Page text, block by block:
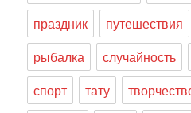
праздник
путешествия
рыбалка
случайность
спорт
тату